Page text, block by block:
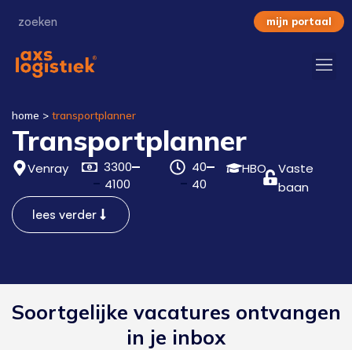
mijn portaal
home > transportplanner
Transportplanner
Venray
3300
4100
40
40
HBO
Vaste
baan
lees verder
Soortgelijke vacatures ontvangen
in je inbox